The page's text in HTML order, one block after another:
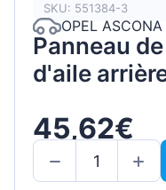
SKU: 551384-3
OPEL
Panneau
d'aile
45,62€